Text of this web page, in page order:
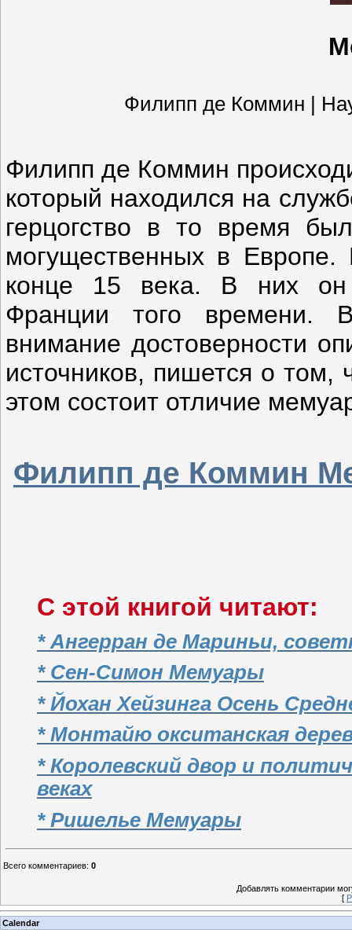
Филипп де Коммин |
Филипп де Коммин
который находился на
герцогство в то время
могущественных в
конце 15 века. В них он
Франции того времени.
внимание достоверности
источников, пишется о
этом состоит отличие
Филипп де Коммин
С этой книгой читают:
* Ангерран де Мариньи,
* Сен-Симон Мемуары
* Йохан Хейзинга Осень
* Монтайю окситанская
* Королевский двор и
веках
* Ришелье Мемуары
Всего комментариев: 0
Добавлять комментарии
[
Calendar